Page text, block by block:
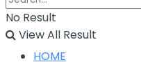
No Result
View All Result
HOME